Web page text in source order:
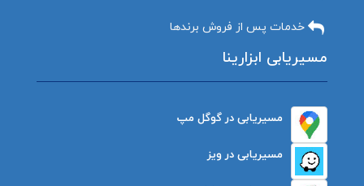
خدمات پس از فروش برندها
مسیریابی ابزارینا
مسیریابی در گوگل مپ
مسیریابی در ویز